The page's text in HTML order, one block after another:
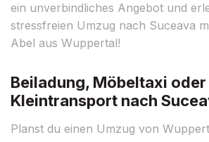
ein unverbindliches Angebot und
stressfreien Umzug nach Suceava
Abel aus Wuppertal!
Beiladung, Möbeltaxi oder
Kleintransport nach
Planst du einen Umzug von